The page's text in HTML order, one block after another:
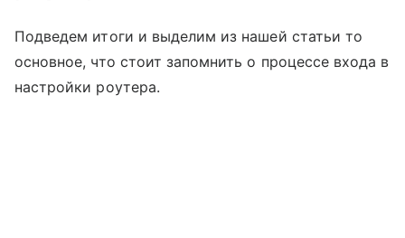
Подведем итоги и выделим из нашей статьи то
основное, что стоит запомнить о процессе входа в
настройки роутера.